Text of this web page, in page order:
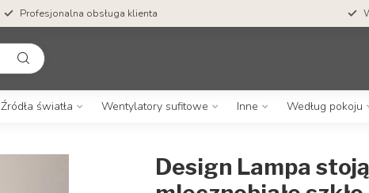
Profesjonalna obsługa klienta
Źródła światła Wentylatory sufitowe Inne Według pokoju
Design Lampa